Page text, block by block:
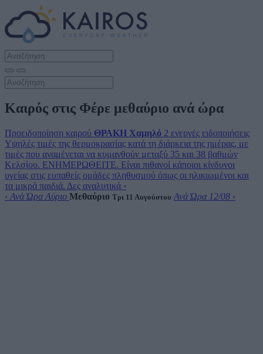
Καιρός στις Φέρε μεθαύριο ανά ώρα
Προειδοποίηση καιρού ΘΡΑΚΗ Χαμηλό 2 ενεργές ειδοποιήσεις
Υψηλές τιμές της θερμοκρασίας κατά τη διάρκεια της ημέρας, με
τιμές που αναμένεται να κυμανθούν μεταξύ 35 και 38 βαθμών
Κελσίου. ΕΝΗΜΕΡΩΘΕΙΤΕ. Είναι πιθανοί κάποιοι κίνδυνοι
υγείας στις ευπαθείς ομάδες πληθυσμού όπως οι ηλικιωμένοι και
τα μικρά παιδιά. Δες αναλυτικά ›
‹ Ανά Ώρα Αύριο Μεθαύριο Τρι 11 Αυγούστου Ανά Ώρα 12/08 ›